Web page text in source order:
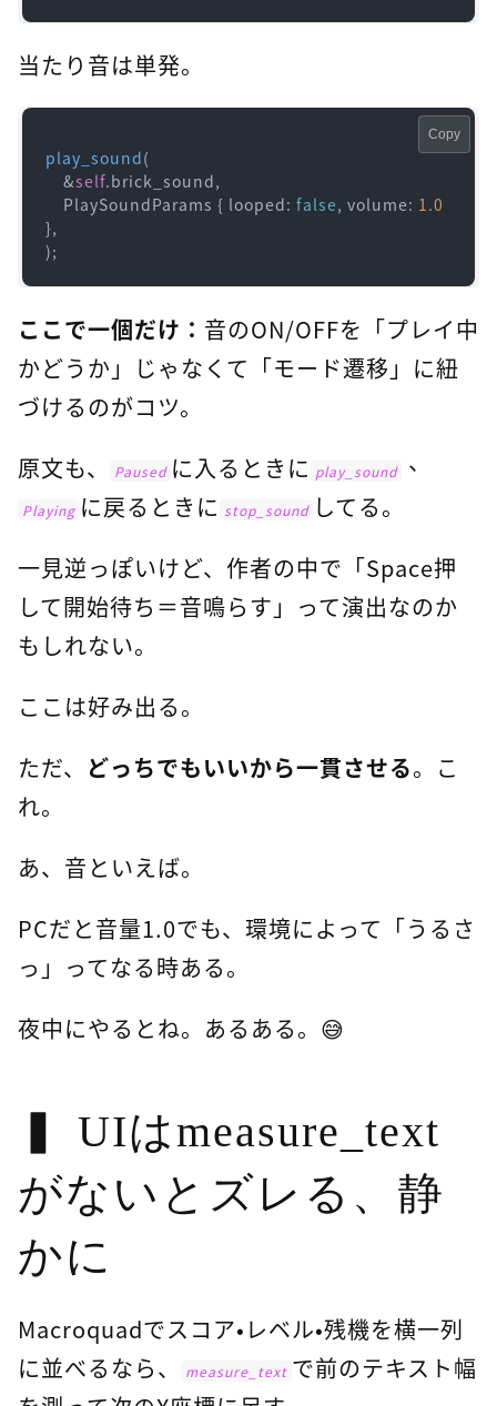
当たり音は単発。
play_sound(
    &
self.brick_sound,
    PlaySoundParams { looped:
false, volume: 1.0
},
);
Copy
ここで一個だけ： 音のON/OFFを「プレイ中
かどうか」じゃなくて「モード遷移」に紐
づけるのがコツ。
原文も、
Paused に入るときに play_sound 、
Playing に戻るときに stop_sound してる。
一見逆っぽいけど、作者の中で「Space押
して開始待ち＝音鳴らす」って演出なのか
もしれない。
ここは好み出る。
ただ、 どっちでもいいから一貫させる。こ
れ。
あ、音といえば。
PCだと音量1.0でも、環境によって「うるさ
っ」ってなる時ある。
夜中にやるとね。あるある。😅
UIはmeasure_text
がないとズレる、静
かに
Macroquadでスコア・レベル・残機を横一列
に並べるなら、
measure_text で前のテキスト幅